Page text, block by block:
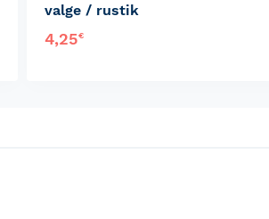
valge / rustik
4,25€